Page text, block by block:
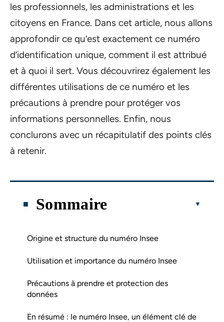
les professionnels, les administrations et les
citoyens en France. Dans cet article, nous allons
approfondir ce qu’est exactement ce numéro
d’identification unique, comment il est attribué
et à quoi il sert. Vous découvrirez également les
différentes utilisations de ce numéro et les
précautions à prendre pour protéger vos
informations personnelles. Enfin, nous
conclurons avec un récapitulatif des points clés
à retenir.
Sommaire
Origine et structure du numéro Insee
Utilisation et importance du numéro Insee
Précautions à prendre et protection des
données
En résumé : le numéro Insee, un élément clé de